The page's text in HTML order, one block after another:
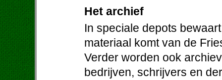
Het archief
In speciale depots
materiaal komt van de
Verder worden ook
bedrijven, schrijvers en